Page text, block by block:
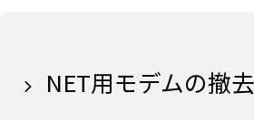
NET用モデムの撤去